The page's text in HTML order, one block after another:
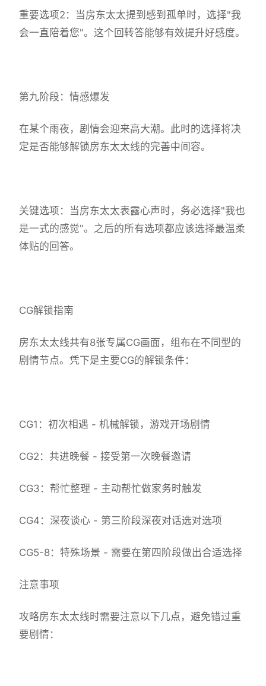
重要选项2：当房东太太提到感到孤单时，选择"我
会一直陪着您"。这个回转答能够有效提升好感度。
第九阶段：情感爆发
在某个雨夜，剧情会迎来高大潮。此时的选择将决
定是否能够解锁房东太太线的完善中间容。
关键选项：当房东太太表露心声时，务必选择"我也
是一式的感觉"。之后的所有选项都应该选择最温柔
体贴的回答。
CG解锁指南
房东太太线共有8张专属CG画面，组布在不同型的
剧情节点。凭下是主要CG的解锁条件：
CG1：初次相遇 - 机械解锁，游戏开场剧情
CG2：共进晚餐 - 接受第一次晚餐邀请
CG3：帮忙整理 - 主动帮忙做家务时触发
CG4：深夜谈心 - 第三阶段深夜对话选对选项
CG5-8：特殊场景 - 需要在第四阶段做出合适选择
注意事项
攻略房东太太线时需要注意以下几点，避免错过重
要剧情：